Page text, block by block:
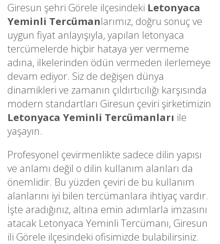
Giresun şehri Görele ilçesindeki Letonyaca
Yeminli Tercümanlarımız, doğru sonuç ve
uygun fiyat anlayışıyla, yapılan letonyaca
tercümelerde hiçbir hataya yer vermeme
adına, ilkelerinden ödün vermeden ilerlemeye
devam ediyor. Siz de değişen dünya
dinamikleri ve zamanın çıldırtıcılığı karşısında
modern standartları Giresun çeviri şirketimizin
Letonyaca Yeminli Tercümanları ile
yaşayın.
Profesyonel çevirmenlikte sadece dilin yapısı
ve anlamı değil o dilin kullanım alanları da
önemlidir. Bu yüzden çeviri de bu kullanım
alanlarını iyi bilen tercümanlara ihtiyaç vardır.
İşte aradığınız, altına emin adımlarla imzasını
atacak Letonyaca Yeminli Tercümanı, Giresun
ili Görele ilçesindeki ofisimizde bulabilirsiniz.